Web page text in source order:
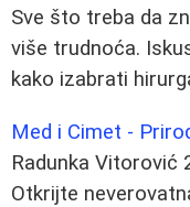
Sve što treba da
više trudnoća.
kako izabrati
Med i Cimet -
Radunka Vitorović
Otkrijte